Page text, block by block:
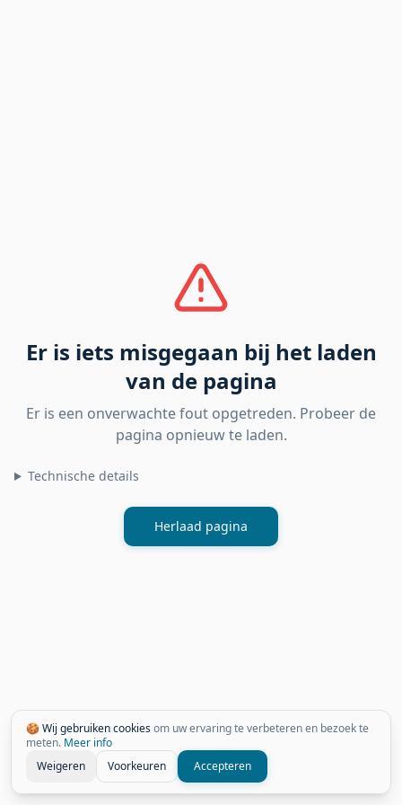
🍪 Wij gebruiken cookiesom uw ervaring te verbeteren en bezoek te
meten. Meer info
Weigeren
Voorkeuren Accepteren
Er is iets misgegaan bij het laden
van de pagina
Er is een onverwachte fout opgetreden. Probeer de
pagina opnieuw te laden.
Technische details
Herlaad pagina